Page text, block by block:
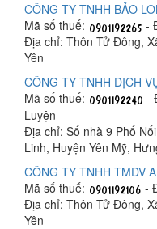
CÔNG TY TNHH BẢO
Mã số thuế:
-
Địa chỉ: Thôn Tử Đông,
Yên
CÔNG TY TNHH DỊCH
Mã số thuế:
-
Luyện
Địa chỉ: Số nhà 9 Phố
Linh, Huyện Yên Mỹ,
CÔNG TY TNHH TMDV
Mã số thuế:
-
Địa chỉ: Thôn Tử Đông,
Yên